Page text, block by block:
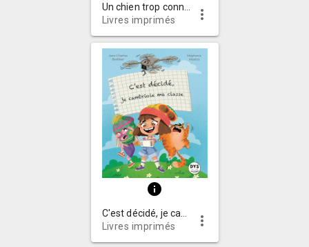
Livres imprimés
more_vert
info
Livres imprimés
more_vert